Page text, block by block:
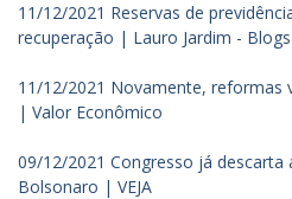
11/12/2021 Reservas de
recuperação | Lauro Jardim -
11/12/2021 Novamente, reformas
| Valor Econômico
09/12/2021 Congresso já descarta
Bolsonaro | VEJA